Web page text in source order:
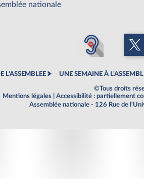
nationale
L'ASSEMBLEE UNE SEMAINE À
©Tous droits
Mentions légales
Accessibilité : partiellement
Assemblée nationale - 126 Rue de